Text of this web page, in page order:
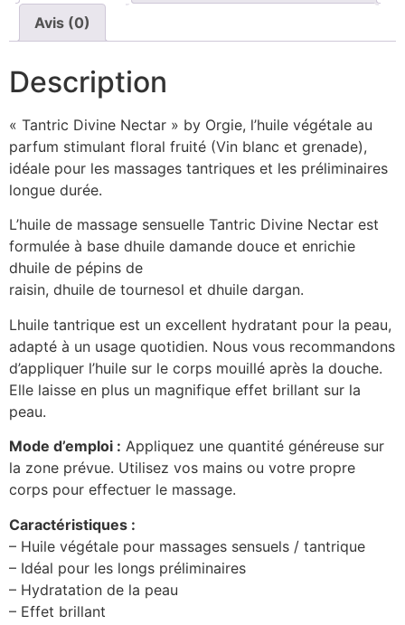
Avis (0)
Description
« Tantric Divine Nectar » by Orgie, l’huile végétale au
parfum stimulant floral fruité (Vin blanc et grenade),
idéale pour les massages tantriques et les préliminaires
longue durée.
L’huile de massage sensuelle Tantric Divine Nectar est
formulée à base dhuile damande douce et enrichie
dhuile de pépins de
raisin, dhuile de tournesol et dhuile dargan.
Lhuile tantrique est un excellent hydratant pour la peau,
adapté à un usage quotidien. Nous vous recommandons
d’appliquer l’huile sur le corps mouillé après la douche.
Elle laisse en plus un magnifique effet brillant sur la
peau.
Mode d’emploi : Appliquez une quantité généreuse sur
la zone prévue. Utilisez vos mains ou votre propre
corps pour effectuer le massage.
Caractéristiques :
– Huile végétale pour massages sensuels / tantrique
– Idéal pour les longs préliminaires
– Hydratation de la peau
– Effet brillant